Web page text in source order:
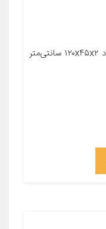
معرفی محصول جزئیات محصول ابعاد ۱۲۰x۴۵x۲ سانتی‌متر